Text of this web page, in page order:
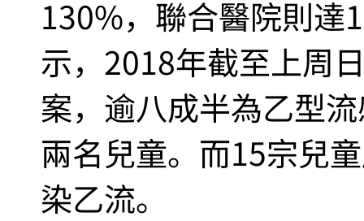
130%，聯合醫院則達
示，2018年截至上周
案，逾八成半為乙型
兩名兒童。而15宗兒
染乙流。